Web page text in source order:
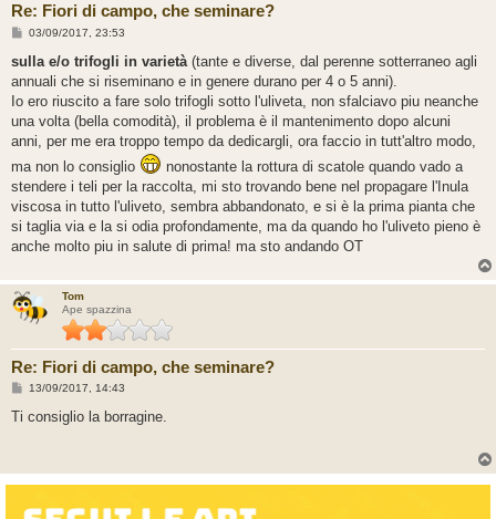
Re: Fiori di campo, che seminare?
M
s
a
g
i
o
03/09/2017, 23:53
sulla e/o trifogli in varietà (tante e diverse, dal perenne sotterraneo agli
annuali che si riseminano e in genere durano per 4 o 5 anni).
Io ero riuscito a fare solo trifogli sotto l'uliveta, non sfalciavo piu neanche
una volta (bella comodità), il problema è il mantenimento dopo alcuni
anni, per me era troppo tempo da dedicargli, ora faccio in tutt'altro modo,
ma non lo consiglio
nonostante la rottura di scatole quando vado a
stendere i teli per la raccolta, mi sto trovando bene nel propagare l'Inula
viscosa in tutto l'uliveto, sembra abbandonato, e si è la prima pianta che
si taglia via e la si odia profondamente, ma da quando ho l'uliveto pieno è
anche molto piu in salute di prima! ma sto andando OT
Tom
Ape spazzina
Re: Fiori di campo, che seminare?
M
s
13/09/2017, 14:43
Ti consiglio la borragine.